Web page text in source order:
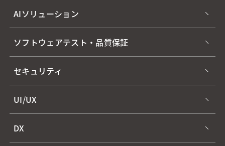
AIソリューション
ソフトウェアテスト・品質保証
セキュリティ
UI/UX
DX